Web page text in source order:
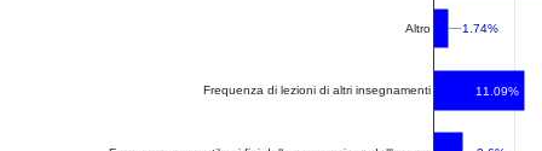
Altro
Frequenza di lezioni di altri insegnamenti
1.74%
1.74%
11.09%